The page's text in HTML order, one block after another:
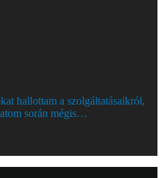
hallottam a szolgáltatásaikról,
során mégis…